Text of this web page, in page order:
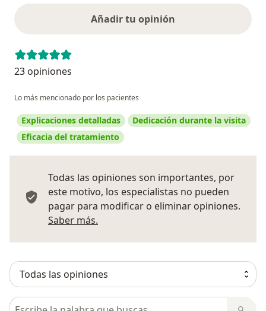
Añadir tu opinión
23 opiniones
Lo más mencionado por los pacientes
Explicaciones detalladas
Dedicación durante la visita
Eficacia del tratamiento
Todas las opiniones son importantes, por
este motivo, los especialistas no pueden
pagar para modificar o eliminar opiniones.
Saber más.
Busca en opiniones